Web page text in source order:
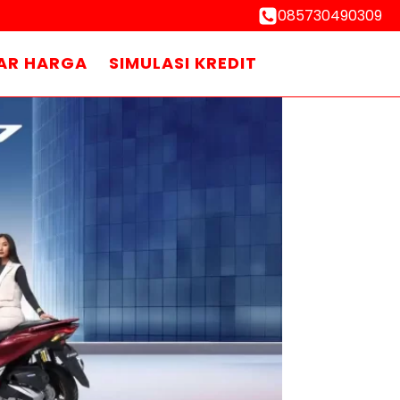
085730490309
HARGA SIMULASI KREDIT